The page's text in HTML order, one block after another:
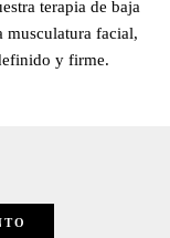
terapia de baja
musculatura facial,
y firme.